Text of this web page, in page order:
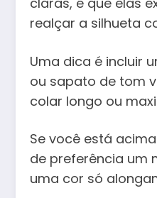
realçar a silhueta
Uma dica é incluir
ou sapato de tom
colar longo ou
Se você está
de preferência um
uma cor só